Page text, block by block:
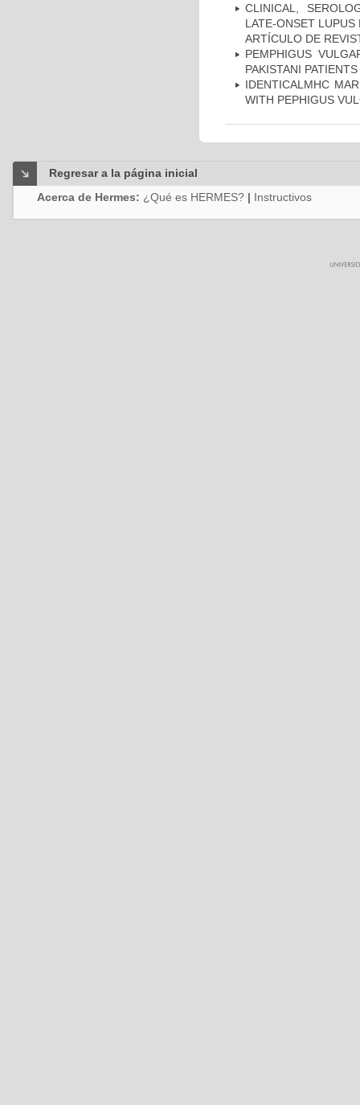
CLINICAL,
LATE-ONSET
ARTÍCULO DE
PEMPHIGUS
PAKISTANI
IDENTICALMHC
WITH PEPHIGUS
Regresar a la página inicial
Acerca de Hermes: ¿Qué es HERMES? | Instructivos